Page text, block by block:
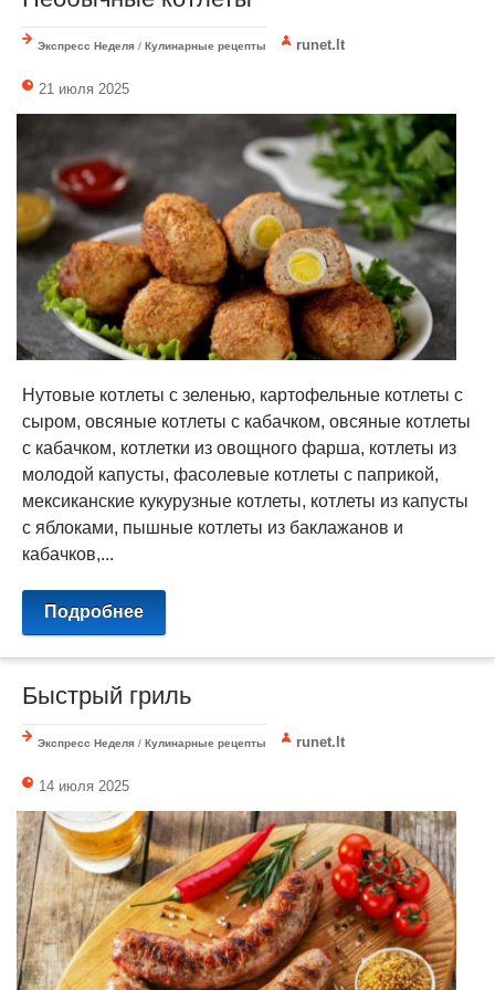
Экспресс Неделя / Кулинарные рецепты runet.lt
21 июля 2025
Нутовые котлеты с зеленью, картофельные котлеты с
сыром, овсяные котлеты с кабачком, овсяные котлеты
с кабачком, котлетки из овощного фарша, котлеты из
молодой капусты, фасолевые котлеты с паприкой,
мексиканские кукурузные котлеты, котлеты из капусты
с яблоками, пышные котлеты из баклажанов и
кабачков,...
Подробнее
Быстрый гриль
Экспресс Неделя / Кулинарные рецепты runet.lt
14 июля 2025